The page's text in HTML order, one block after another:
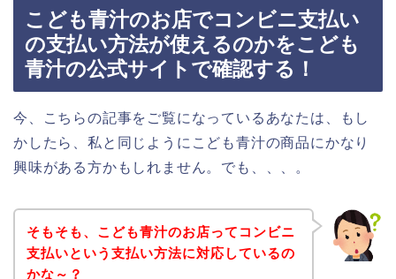
こども青汁のお店でコンビニ支払い
の支払い方法が使えるのかをこども
青汁の公式サイトで確認する！
今、こちらの記事をご覧になっているあなたは、もし
かしたら、私と同じようにこども青汁の商品にかなり
興味がある方かもしれません。でも、、、。
そもそも、こども青汁のお店ってコンビニ
支払いという支払い方法に対応しているの
かな～？